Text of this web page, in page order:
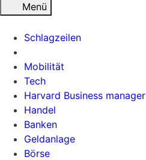
Menü
Schlagzeilen
Mobilität
Tech
Harvard Business manager
Handel
Banken
Geldanlage
Börse